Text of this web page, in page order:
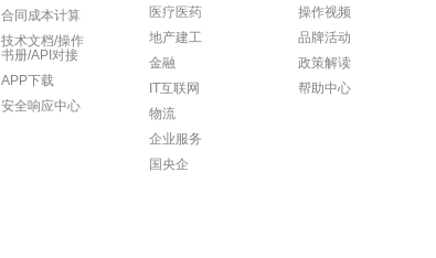
合同成本计算
技术文档/操作
书册/API对接
APP下载
安全响应中心
医疗医药
地产建工
金融
IT互联网
物流
企业服务
国央企
操作视频
品牌活动
政策解读
帮助中心